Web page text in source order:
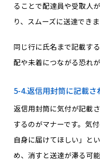
ることで配達員や受取人
り、スムーズに送達できま
同じ行に氏名まで記載す
配や未着につながる恐れ
5-4.返信用封筒に記載
返信用封筒に気付が記載
するのがマナーです。気
自身に届けてほしい」と
め、消すと送達が滞る可